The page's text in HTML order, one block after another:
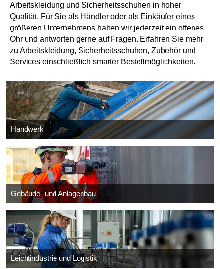
Arbeitskleidung und Sicherheitsschuhen in hoher
Qualität. Für Sie als Händler oder als Einkäufer eines
größeren Unternehmens haben wir jederzeit ein offenes
Ohr und antworten gerne auf Fragen. Erfahren Sie mehr
zu Arbeitskleidung, Sicherheitsschuhen, Zubehör und
Services einschließlich smarter Bestellmöglichkeiten.
Handwerk
Gebäude- und Anlagenbau
Leichtindustrie und Logistik